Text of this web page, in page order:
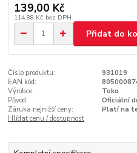
139,00 Kč
114,88 Kč bez DPH
Přidat do
Číslo produktu:
931019
EAN kód:
Výrobce:
Toko
Původ:
Oficiální
Záruka nejnižší ceny:
Platí na
Hlídat cenu / dostupnost